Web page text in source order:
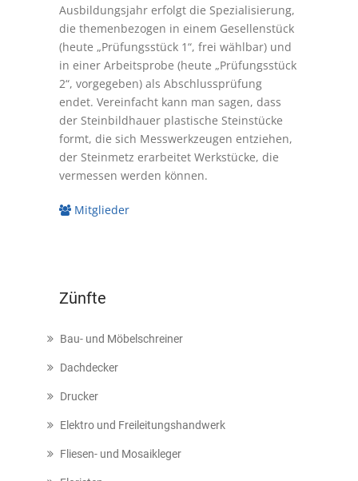
Ausbildungsjahr erfolgt die Spezialisierung,
die themenbezogen in einem Gesellenstück
(heute „Prüfungsstück 1“, frei wählbar) und
in einer Arbeitsprobe (heute „Prüfungsstück
2“, vorgegeben) als Abschlussprüfung
endet. Vereinfacht kann man sagen, dass
der Steinbildhauer plastische Steinstücke
formt, die sich Messwerkzeugen entziehen,
der Steinmetz erarbeitet Werkstücke, die
vermessen werden können.
Mitglieder
Zünfte
Bau- und Möbelschreiner
Dachdecker
Drucker
Elektro und Freileitungshandwerk
Fliesen- und Mosaikleger